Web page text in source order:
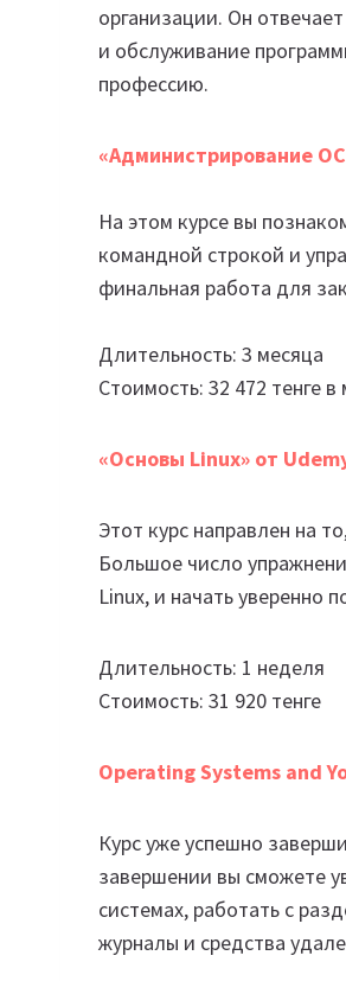
организации. Он
и обслуживание
профессию.
«Администрирова­ние
На этом курсе вы
командной строкой и
финальная работа для
Длительность: 3 месяца
Стоимость: 32 472 тенге в
«Основы Linux» от
Этот курс направлен на
Большое число
Linux, и начать уверенно
Длительность: 1 неделя
Стоимость: 31 920 тенге
Operating Systems and
Курс уже успешно
завершении вы сможете
системах, работать с
журналы и средства